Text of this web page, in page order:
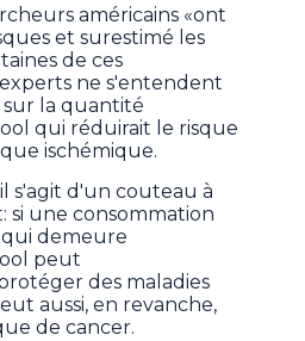
américains «ont
et surestimé les
de ces
ne s'entendent
sur la quantité
qui réduirait le risque
ischémique.
s'agit d'un couteau à
si une consommation
qui demeure
peut
des maladies
aussi, en revanche,
de cancer.